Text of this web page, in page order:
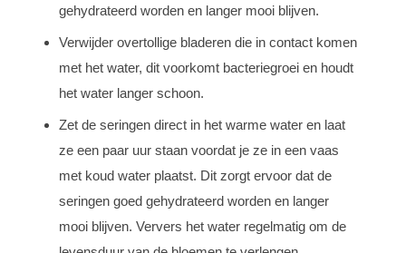
gehydrateerd worden en langer mooi blijven.
Verwijder overtollige bladeren die in contact komen
met het water, dit voorkomt bacteriegroei en houdt
het water langer schoon.
Zet de seringen direct in het warme water en laat
ze een paar uur staan voordat je ze in een vaas
met koud water plaatst. Dit zorgt ervoor dat de
seringen goed gehydrateerd worden en langer
mooi blijven. Ververs het water regelmatig om de